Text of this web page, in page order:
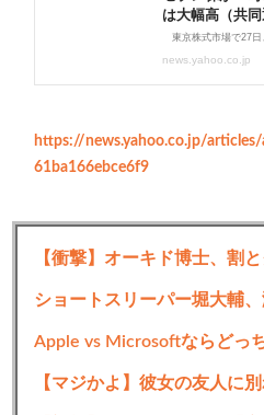
https://news.yahoo.co.jp/
61ba166ebce6f9
1001:以下名無しさんに代わりまし
すぐにどうのこうのという状況で
一応昨日は下げ止まってプラス圏
【衝撃】オーキド博士、割
ショートスリーパー堀大輔
Apple vs Microsoftならどっ